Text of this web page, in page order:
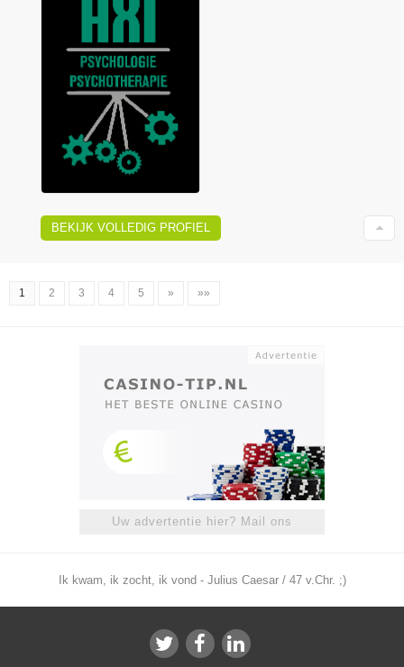
BEKIJK VOLLEDIG PROFIEL
1 2 3 4 5 » »»
Uw advertentie hier? Mail ons
Ik kwam, ik zocht, ik vond - Julius Caesar / 47 v.Chr. ;)